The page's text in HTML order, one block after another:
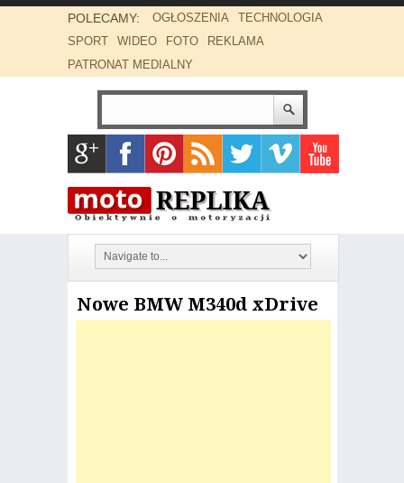
POLECAMY: OGŁOSZENIA
TECHNOLOGIA
SPORT
WIDEO FOTO
REKLAMA
PATRONAT MEDIALNY
Nowe BMW M340d xDrive